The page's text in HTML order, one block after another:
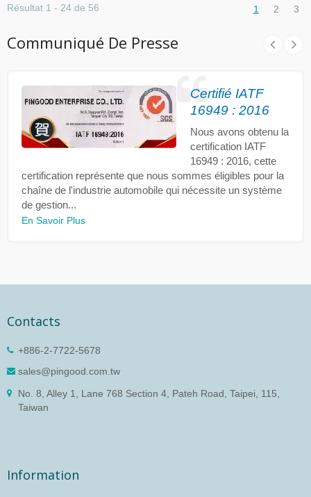
Résultat 1 - 24 de 56 1 2 3
Communiqué De Presse
Certifié IATF
16949 : 2016
Nous avons obtenu la
certification IATF
16949 : 2016, cette
certification représente que nous sommes éligibles pour la
chaîne de l'industrie automobile qui nécessite un système
de gestion...
En Savoir Plus
Contacts
+886-2-7722-5678
sales@pingood.com.tw
No. 8, Alley 1, Lane 768 Section 4, Pateh Road, Taipei, 115,
Taiwan
Information